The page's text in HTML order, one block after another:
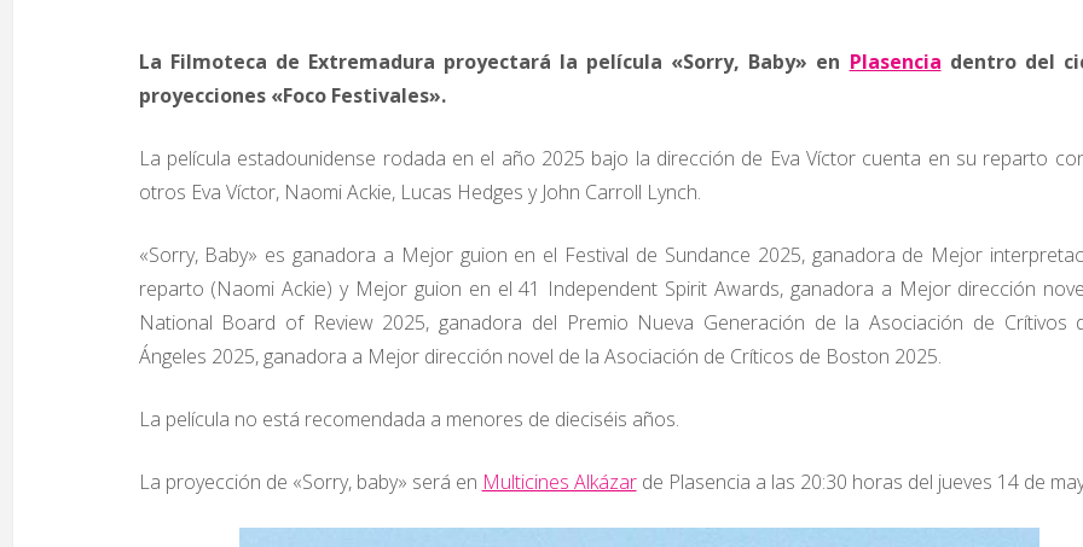
La Filmoteca de Extremadura proyectará la película «Sorry, Baby» en Plasencia dentro del
proyecciones «Foco Festivales».
La película estadounidense rodada en el año 2025 bajo la dirección de Eva Víctor cuenta en su reparto
otros Eva Víctor, Naomi Ackie, Lucas Hedges y John Carroll Lynch.
«Sorry, Baby» es ganadora a Mejor guion en el Festival de Sundance 2025, ganadora de Mejor
reparto (Naomi Ackie) y Mejor guion en el 41 Independent Spirit Awards, ganadora a Mejor dirección
National Board of Review 2025, ganadora del Premio Nueva Generación de la Asociación de Crítivos
Ángeles 2025, ganadora a Mejor dirección novel de la Asociación de Críticos de Boston 2025.
La película no está recomendada a menores de dieciséis años.
La proyección de «Sorry, baby» será en Multicines Alkázarde Plasencia a las 20:30 horas del jueves 14 de